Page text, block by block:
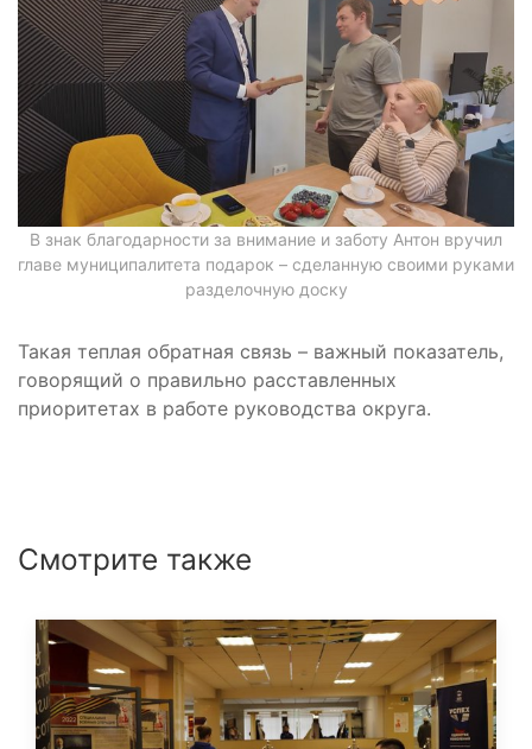
В знак благодарности за внимание и заботу Антон вручил
главе муниципалитета подарок – сделанную своими руками
разделочную доску
Такая теплая обратная связь – важный показатель,
говорящий о правильно расставленных
приоритетах в работе руководства округа.
Смотрите также